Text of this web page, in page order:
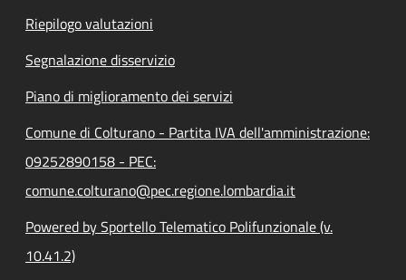
Riepilogo valutazioni
Segnalazione disservizio
Piano di miglioramento dei servizi
Comune di Colturano - Partita IVA dell'amministrazione:
09252890158 - PEC:
comune.colturano@pec.regione.lombardia.it
Powered by Sportello Telematico Polifunzionale (v.
10.41.2)